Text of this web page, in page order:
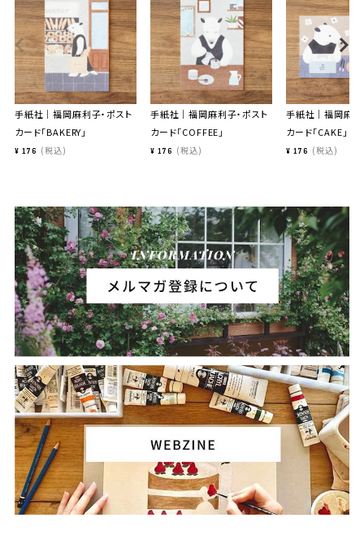
手紙社｜福岡麻利子・ポスト
カード「BAKERY」
¥ 176 税込
手紙社｜福岡麻利子・ポスト
カード「COFFEE」
¥ 176 税込
手紙社｜福岡麻利
カード「CAKE」
¥ 176 税込